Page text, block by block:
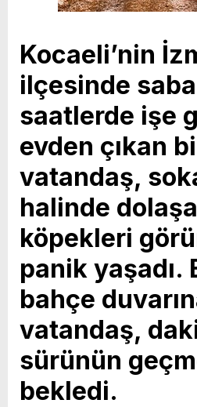
Kocaeli’nin
ilçesinde
saatlerde işe
evden çıkan
vatandaş,
halinde
köpekleri
panik yaşadı.
bahçe
vatandaş,
sürünün
bekledi.